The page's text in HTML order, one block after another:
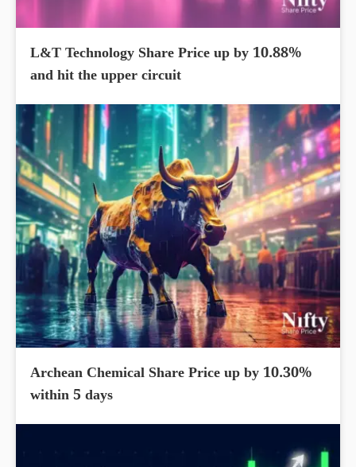
L&T Technology Share Price up by 10.88%
and hit the upper circuit
Archean Chemical Share Price up by 10.30%
within 5 days